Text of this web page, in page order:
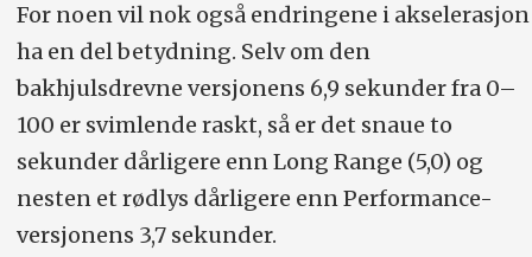
For noen vil nok også endringene i akselerasjon
ha en del betydning. Selv om den
bakhjulsdrevne versjonens 6,9 sekunder fra 0–
100 er svimlende raskt, så er det snaue to
sekunder dårligere enn Long Range (5,0) og
nesten et rødlys dårligere enn Performance-
versjonens 3,7 sekunder.